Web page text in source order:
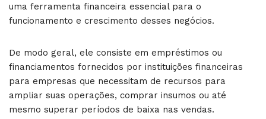
uma ferramenta financeira essencial para o
funcionamento e crescimento desses negócios.
De modo geral, ele consiste em empréstimos ou
financiamentos fornecidos por instituições financeiras
para empresas que necessitam de recursos para
ampliar suas operações, comprar insumos ou até
mesmo superar períodos de baixa nas vendas.